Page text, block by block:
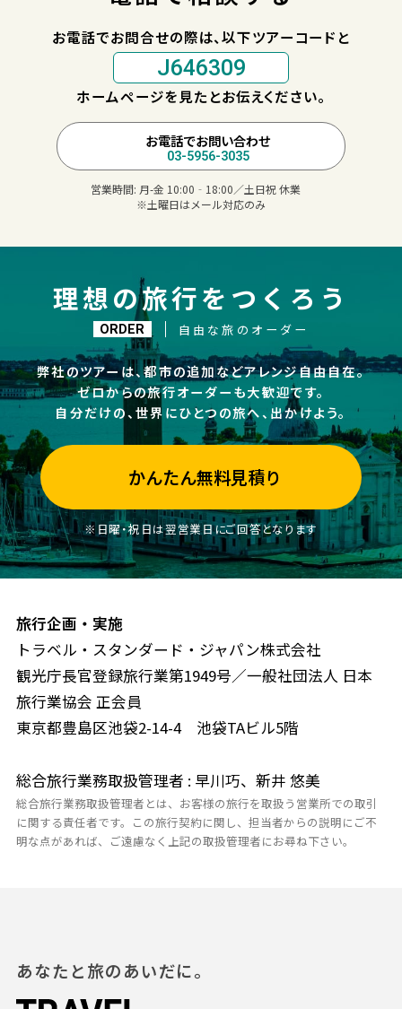
お電話でお問合せの際は、以下ツアーコードと
J646309
ホームページを見たとお伝えください。
お電話でお問い合わせ
03-5956-3035
営業時間: 月-金 10:00‐18:00／土日祝 休業
※土曜日はメール対応のみ
理想の旅行をつくろう
ORDER 自由な旅のオーダー
弊社のツアーは、都市の追加などアレンジ自由自在。
ゼロからの旅行オーダーも大歓迎です。
自分だけの、世界にひとつの旅へ、出かけよう。
かんたん無料見積り
※日曜・祝日は翌営業日にご回答となります
旅行企画・実施
トラベル・スタンダード・ジャパン株式会社
観光庁長官登録旅行業第1949号／一般社団法人 日本
旅行業協会 正会員
東京都豊島区池袋2-14-4 池袋TAビル5階
総合旅行業務取扱管理者 : 早川巧、新井 悠美
総合旅行業務取扱管理者とは、お客様の旅行を取扱う営業所での取引
に関する責任者です。この旅行契約に関し、担当者からの説明にご不
明な点があれば、ご遠慮なく上記の取扱管理者にお尋ね下さい。
あなたと旅のあいだに。